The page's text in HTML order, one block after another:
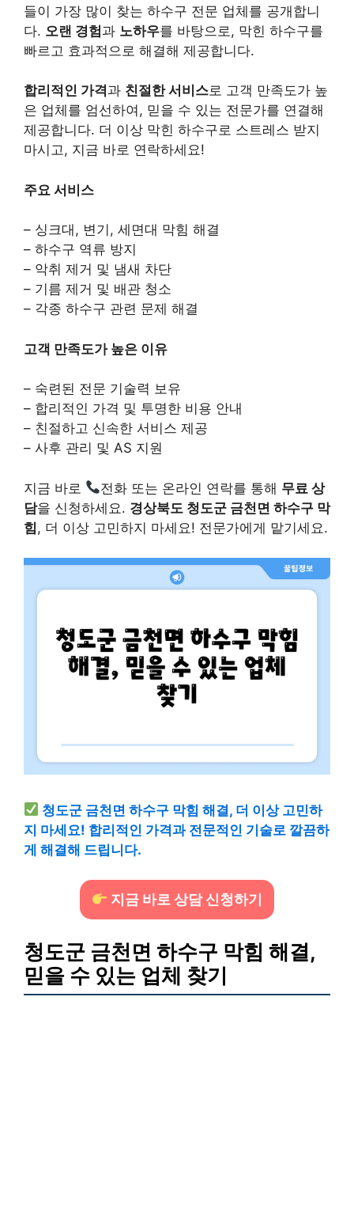
들이 가장 많이 찾는 하수구 전문 업체를 공개합니
다. 오랜 경험과 노하우를 바탕으로, 막힌 하수구를
빠르고 효과적으로 해결해 제공합니다.
합리적인 가격과 친절한 서비스로 고객 만족도가 높
은 업체를 엄선하여, 믿을 수 있는 전문가를 연결해
제공합니다. 더 이상 막힌 하수구로 스트레스 받지
마시고, 지금 바로 연락하세요!
주요 서비스
– 싱크대, 변기, 세면대 막힘 해결
– 하수구 역류 방지
– 악취 제거 및 냄새 차단
– 기름 제거 및 배관 청소
– 각종 하수구 관련 문제 해결
고객 만족도가 높은 이유
– 숙련된 전문 기술력 보유
– 합리적인 가격 및 투명한 비용 안내
– 친절하고 신속한 서비스 제공
– 사후 관리 및 AS 지원
지금 바로 전화 또는 온라인 연락를 통해 무료 상
담을 신청하세요. 경상북도 청도군 금천면 하수구 막
힘, 더 이상 고민하지 마세요! 전문가에게 맡기세요.
청도군 금천면 하수구 막힘 해결, 더 이상 고민하
지 마세요! 합리적인 가격과 전문적인 기술로 깔끔하
게 해결해 드립니다.
지금 바로 상담 신청하기
청도군 금천면 하수구 막힘 해결,
믿을 수 있는 업체 찾기